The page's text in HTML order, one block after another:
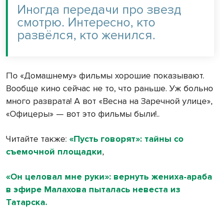
Иногда передачи про звезд
смотрю. Интересно, кто
развёлся, кто женился.
По «Домашнему» фильмы хорошие показывают.
Вообще кино сейчас не то, что раньше. Уж больно
много разврата! А вот «Весна на Заречной улице»,
«Офицеры» — вот это фильмы были!..
Читайте также: «Пусть говорят»: тайны со
съемочной площадки,
«Он целовал мне руки»: вернуть жениха-араба
в эфире Малахова пыталась невеста из
Татарска.